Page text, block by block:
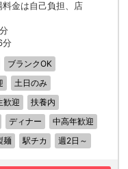
金は自己負担、店
分
ブランクOK
土日のみ
歓迎
扶養内
ディナー
中高年歓迎
麺 駅チカ 週2日～